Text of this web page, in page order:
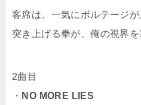
客席は、一気にボルテージが
突き上げる拳が、俺の視界を
2曲目
・ NO MORE LIES